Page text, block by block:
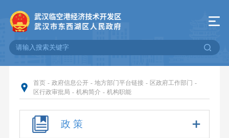
首页 - 政府信息公开 - 地方部门平台链接 - 区政府工作部门 -
区行政审批局 - 机构简介 - 机构职能
政 策